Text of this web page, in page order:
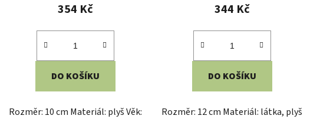
354 Kč
DO KOŠÍKU
Rozměr: 10 cm Materiál: plyš Věk:
344 Kč
DO KOŠÍKU
Rozměr: 12 cm Materiál: látka, plyš